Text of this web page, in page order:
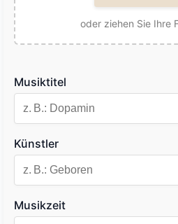
oder ziehen Sie Ihre
Musiktitel
Künstler
Musikzeit